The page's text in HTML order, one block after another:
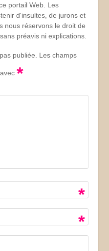
portail Web. Les
d'insultes, de jurons et
nous réservons le droit de
préavis ni explications.
publiée. Les champs
avec*
*
*